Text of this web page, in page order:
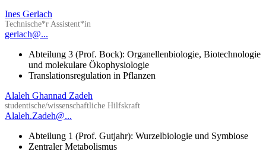
Ines Gerlach
Technische*r Assistent*in
gerlach@...
Abteilung 3 (Prof. Bock): Organellenbiologie, Biotechnologie
und molekulare Ökophysiologie
Translationsregulation in Pflanzen
Alaleh Ghannad Zadeh
studentische/wissenschaftliche Hilfskraft
Alaleh.Zadeh@...
Abteilung 1 (Prof. Gutjahr): Wurzelbiologie und Symbiose
Zentraler Metabolismus